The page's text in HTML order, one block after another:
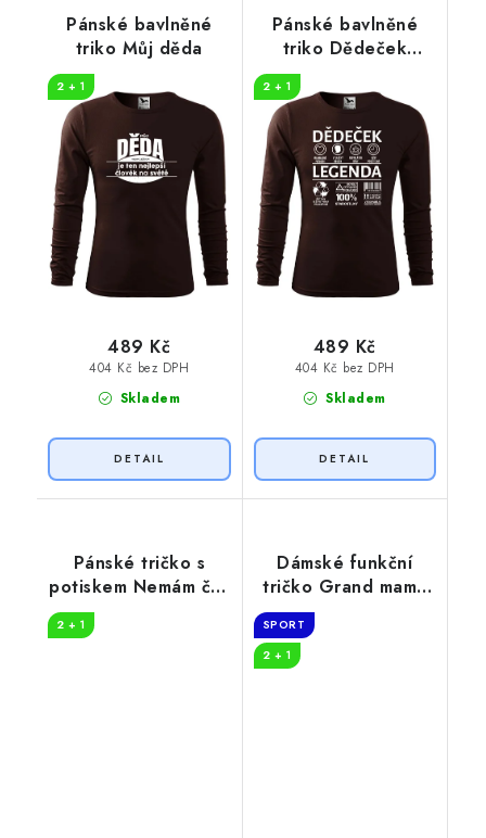
Pánské bavlněné
triko Můj děda
2 + 1
Skladem
404 Kč bez DPH
489 Kč
Pánské bavlněné
triko Dědeček
2 + 1
Skladem
404 Kč bez DPH
489 Kč
Pánské tričko s
potiskem Nemám čas
2 + 1
Dámské funkční
tričko Grand mama
loves COFFEE
SPORT
2 + 1